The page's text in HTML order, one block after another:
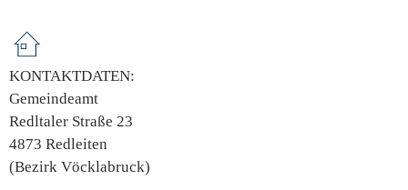
KONTAKTDATEN:
Gemeindeamt
Redltaler Straße 23
4873 Redleiten
(Bezirk Vöcklabruck)